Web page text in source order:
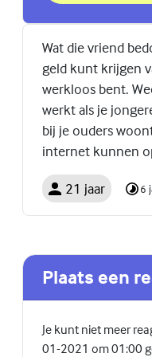
Wat die vriend
geld kunt krijgen
werkloos bent.
werkt als je
bij je ouders
internet kunnen
21 jaar 6
Plaats een
Je kunt niet meer
01-2021 om 01:00